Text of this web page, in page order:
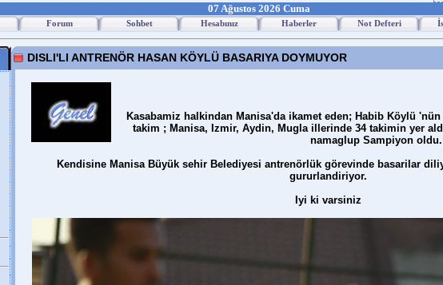
07 Ağustos 2026 Cuma
Forum Sohbet Hesabınız Haberler Not Defteri
DISLI'LI ANTRENÖR HASAN KÖYLÜ BASARIYA DOYMUYOR
Kasabamiz halkindan Manisa'da ikamet eden; Habib Köylü
takim ; Manisa, Izmir, Aydin, Mugla illerinde 34 takimin yer
namaglup Sampiyon oldu.
Kendisine Manisa Büyük sehir Belediyesi antrenörlük görevinde basarilar
gururlandiriyor.
Iyi ki varsiniz